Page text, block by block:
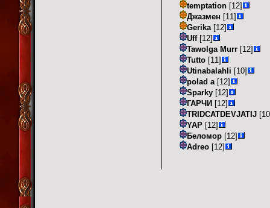
temptation [12]
Джазмен [11]
Gerika [12]
Uff[12]
Tawolga Murr [12]
Tutto [11]
Utinabalahli [10]
polad a [12]
Sparky [12]
ГАРЧИ [12]
TRIDCATDEVJATIJ
YAP [12]
Беломор [12]
Adreo [12]